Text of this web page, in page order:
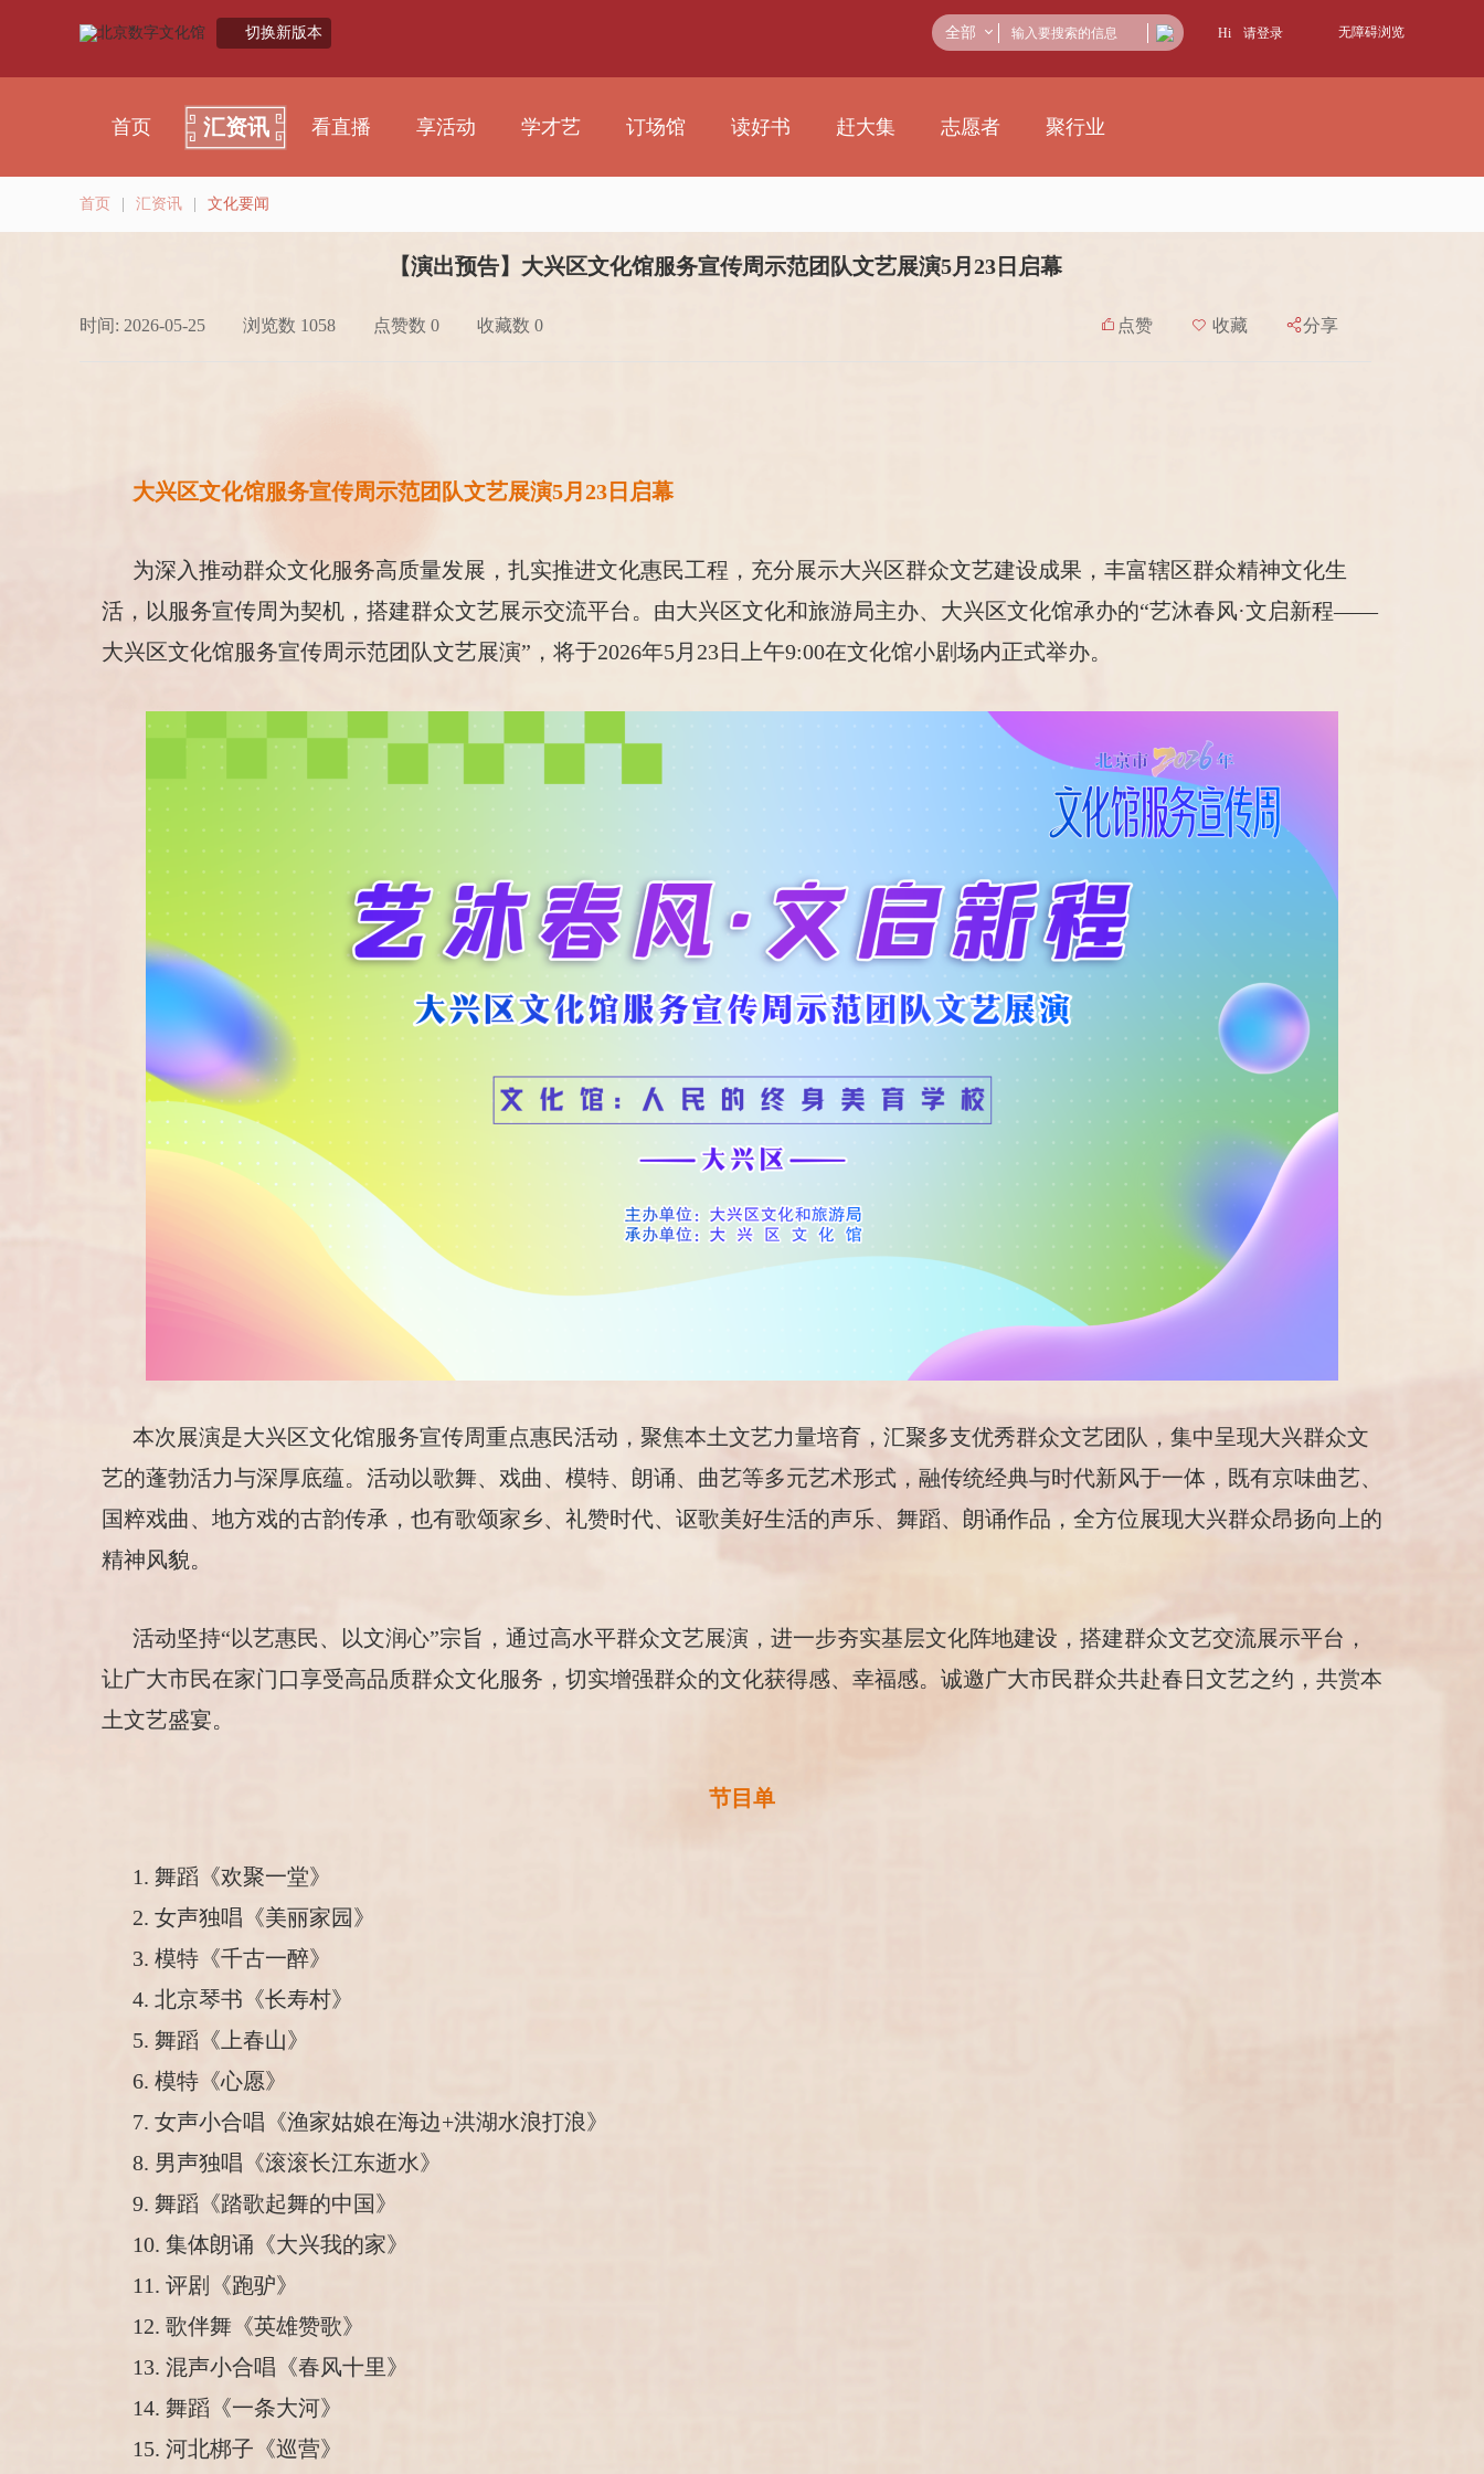
切换新版本 全部 Hi 请登录 无障碍浏览
首页 汇资讯 看直播 享活动 学才艺 订场馆 读好书 赶大集 志愿者 聚行业
首页 汇资讯 文化要闻
【演出预告】大兴区文化馆服务宣传周示范团队文艺展演5月23日启幕
时间: 2026-05-25 浏览数 1058 点赞数 0 收藏数 0  点赞  收藏 分享
大兴区文化馆服务宣传周示范团队文艺展演5月23日启幕
为深入推动群众文化服务高质量发展，扎实推进文化惠民工程，充分展示大兴区群众文艺建设成果，丰富辖区群众精神文化生
活，以服务宣传周为契机，搭建群众文艺展示交流平台。由大兴区文化和旅游局主办、大兴区文化馆承办的“艺沐春风·文启新程——
大兴区文化馆服务宣传周示范团队文艺展演”，将于2026年5月23日上午9:00在文化馆小剧场内正式举办。
本次展演是大兴区文化馆服务宣传周重点惠民活动，聚焦本土文艺力量培育，汇聚多支优秀群众文艺团队，集中呈现大兴群众文
艺的蓬勃活力与深厚底蕴。活动以歌舞、戏曲、模特、朗诵、曲艺等多元艺术形式，融传统经典与时代新风于一体，既有京味曲艺、
国粹戏曲、地方戏的古韵传承，也有歌颂家乡、礼赞时代、讴歌美好生活的声乐、舞蹈、朗诵作品，全方位展现大兴群众昂扬向上的
精神风貌。
活动坚持“以艺惠民、以文润心”宗旨，通过高水平群众文艺展演，进一步夯实基层文化阵地建设，搭建群众文艺交流展示平台，
让广大市民在家门口享受高品质群众文化服务，切实增强群众的文化获得感、幸福感。诚邀广大市民群众共赴春日文艺之约，共赏本
土文艺盛宴。
节目单
1. 舞蹈《欢聚一堂》
2. 女声独唱《美丽家园》
3. 模特《千古一醉》
4. 北京琴书《长寿村》
5. 舞蹈《上春山》
6. 模特《心愿》
7. 女声小合唱《渔家姑娘在海边+洪湖水浪打浪》
8. 男声独唱《滚滚长江东逝水》
9. 舞蹈《踏歌起舞的中国》
10. 集体朗诵《大兴我的家》
11. 评剧《跑驴》
12. 歌伴舞《英雄赞歌》
13. 混声小合唱《春风十里》
14. 舞蹈《一条大河》
15. 河北梆子《巡营》